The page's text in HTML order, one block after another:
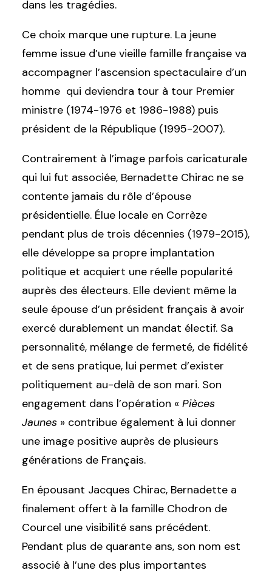
dans les tragédies.
Ce choix marque une rupture. La jeune
femme issue d’une vieille famille française va
accompagner l’ascension spectaculaire d’un
homme qui deviendra tour à tour Premier
ministre (1974-1976 et 1986-1988) puis
président de la République (1995-2007).
Contrairement à l’image parfois caricaturale
qui lui fut associée, Bernadette Chirac ne se
contente jamais du rôle d’épouse
présidentielle. Élue locale en Corrèze
pendant plus de trois décennies (1979-2015),
elle développe sa propre implantation
politique et acquiert une réelle popularité
auprès des électeurs. Elle devient même la
seule épouse d’un président français à avoir
exercé durablement un mandat électif. Sa
personnalité, mélange de fermeté, de fidélité
et de sens pratique, lui permet d’exister
politiquement au-delà de son mari. Son
engagement dans l’opération « Pièces
Jaunes » contribue également à lui donner
une image positive auprès de plusieurs
générations de Français.
En épousant Jacques Chirac, Bernadette a
finalement offert à la famille Chodron de
Courcel une visibilité sans précédent.
Pendant plus de quarante ans, son nom est
associé à l’une des plus importantes